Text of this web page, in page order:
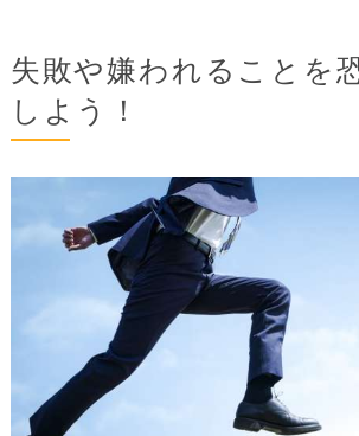
失敗や嫌われることを
しよう！